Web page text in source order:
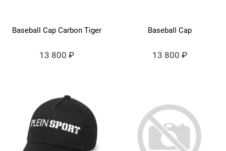
Baseball Cap Carbon Tiger
13 800 ₽
Baseball Cap
13 800 ₽